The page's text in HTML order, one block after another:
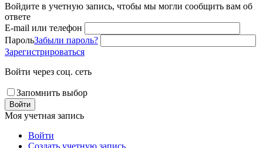
Войдите в учетную запись, чтобы мы могли сообщить вам об
ответе
E-mail или телефон
ПарольЗабыли пароль?
Зарегистрироваться
Войти через соц. сеть
Запомнить выбор
Войти
Моя учетная запись
Войти
Создать учетную запись